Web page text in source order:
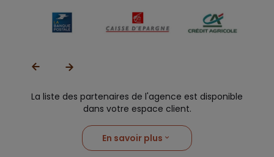
La liste des partenaires de l'agence est disponible
dans votre espace client.
En savoir plus